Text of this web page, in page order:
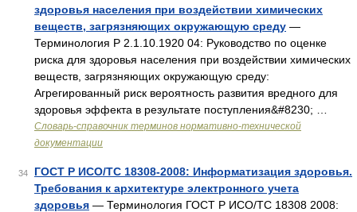
здоровья населения при воздействии химических
веществ, загрязняющих окружающую среду —
Терминология Р 2.1.10.1920 04: Руководство по оценке
риска для здоровья населения при воздействии химических
веществ, загрязняющих окружающую среду:
Агрегированный риск вероятность развития вредного для
здоровья эффекта в результате поступления&#8230; …
Словарь-справочник терминов нормативно-технической
документации
34
ГОСТ Р ИСО/ТС 18308-2008: Информатизация здоровья.
Требования к архитектуре электронного учета
здоровья — Терминология ГОСТ Р ИСО/ТС 18308 2008: